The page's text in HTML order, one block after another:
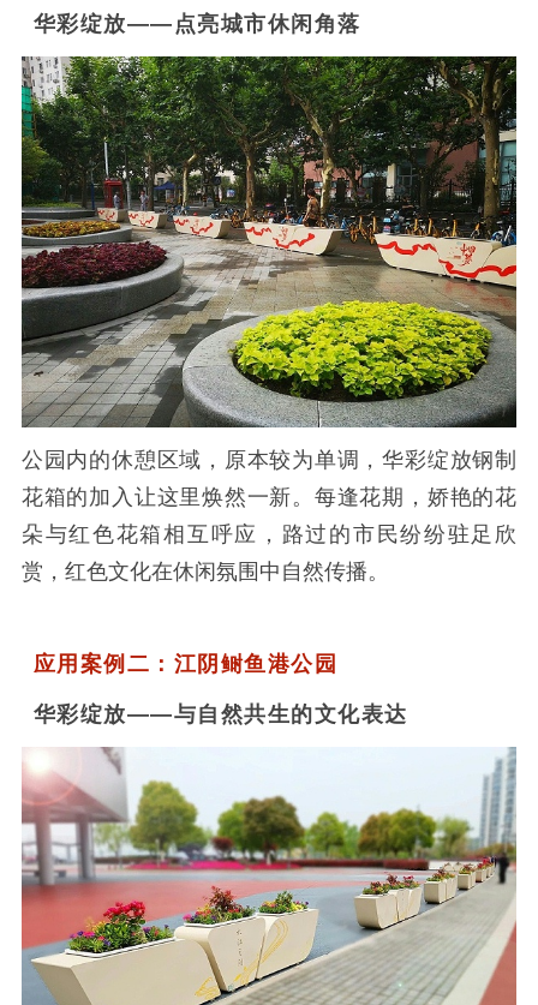
华彩绽放——点亮城市休闲角落
公园内的休憩区域，原本较为单调，华彩绽放钢制
花箱的加入让这里焕然一新。每逢花期，娇艳的花
朵与红色花箱相互呼应，路过的市民纷纷驻足欣
赏，红色文化在休闲氛围中自然传播。
应用案例二：江阴鲥鱼港公园
华彩绽放——与自然共生的文化表达